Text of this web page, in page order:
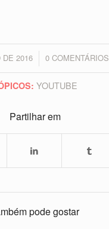
DE 2016
/ 0 COMENTÁRIOS
/
YOUTUBE
Partilhar em
pode gostar